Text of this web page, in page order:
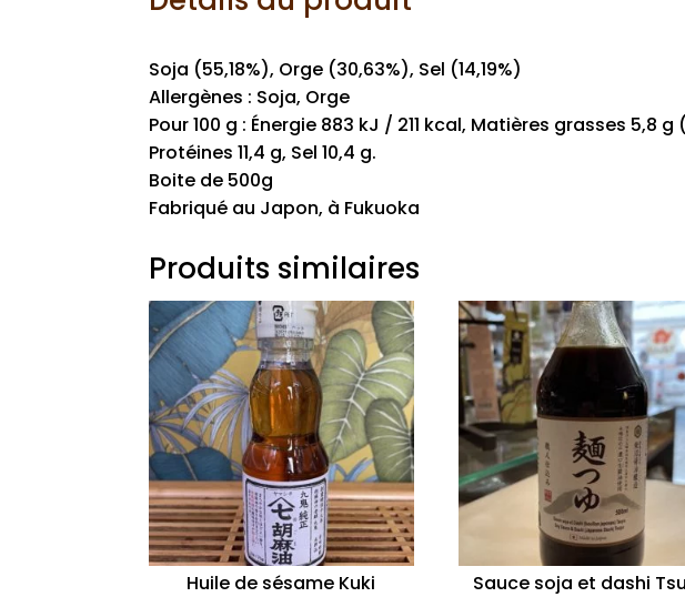
Soja (55,18%), Orge (30,63%), Sel (14,19%)
Allergènes : Soja, Orge
Pour 100 g : Énergie 883 kJ / 211 kcal, Matières grasses
Protéines 11,4 g, Sel 10,4 g.
Boite de 500g
Fabriqué au Japon, à Fukuoka
Produits similaires
Huile de sésame Kuki Sauce soja et dashi